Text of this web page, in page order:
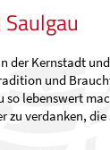
der Kernstadt
und
so lebenswert
zu verdanken,